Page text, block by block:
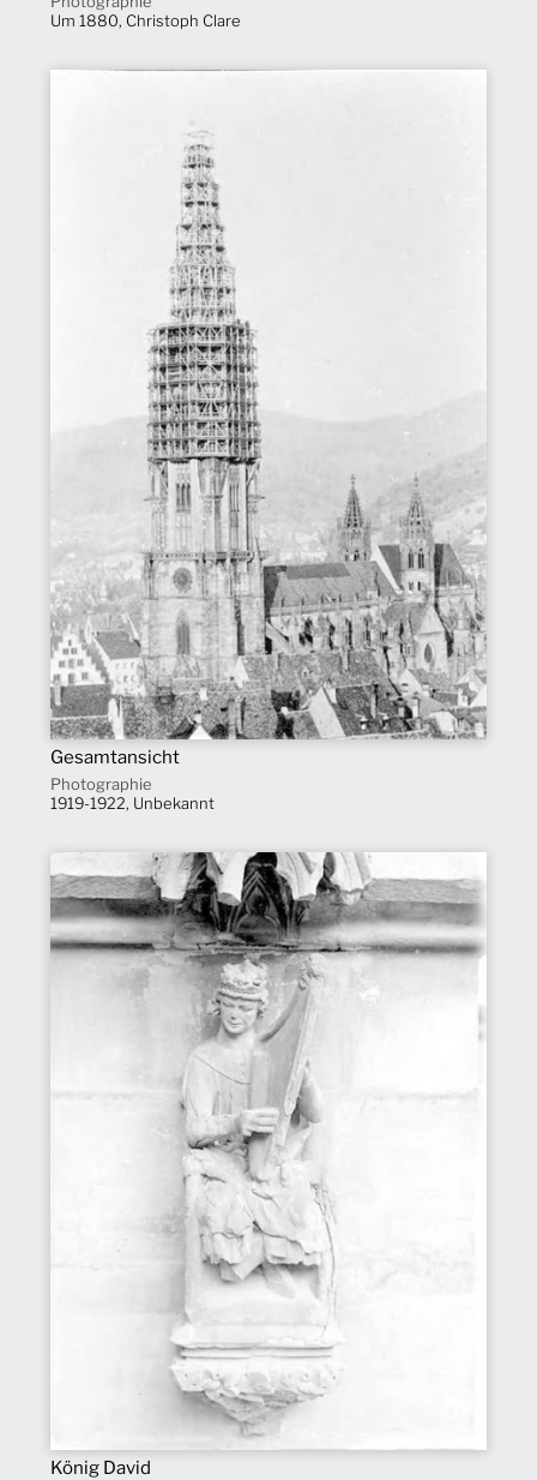
Um 1880, Christoph Clare
Gesamtansicht
Photographie
1919-1922, Unbekannt
König David